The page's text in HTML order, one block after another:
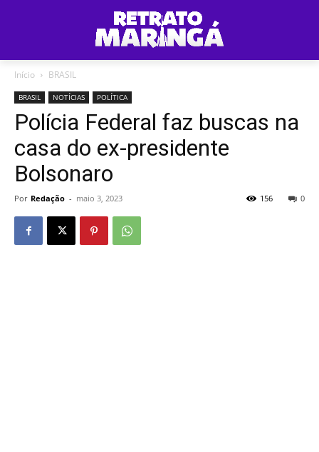
Início BRASIL
BRASIL NOTÍCIAS POLÍTICA
Polícia Federal faz buscas na
casa do ex-presidente
Bolsonaro
Por Redação - maio 3, 2023 0
156